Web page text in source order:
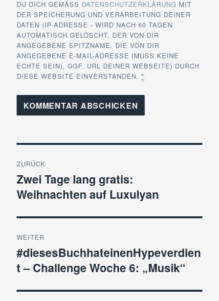
DU DICH GEMÄSS DATENSCHUTZERKLÄRUNG MIT
DER SPEICHERUNG UND VERARBEITUNG DEINER
DATEN (IP-ADRESSE - WIRD NACH 60 TAGEN
AUTOMATISCH GELÖSCHT, DER VON DIR
ANGEGEBENE SPITZNAME, DIE VON DIR
ANGEGEBENE E-MAIL-ADRESSE (MUSS KEINE
ECHTE SEIN), GGF. URL DEINER WEBSEITE) DURCH
DIESE WEBSITE EINVERSTANDEN.*
ZURÜCK
Vorheriger
Beitrag:
Zwei Tage lang gratis:
Weihnachten auf Luxulyan
WEITER
Nächster
Beitrag:
#diesesBuchhateinenHypeverdien
t – Challenge Woche 6: „Musik“